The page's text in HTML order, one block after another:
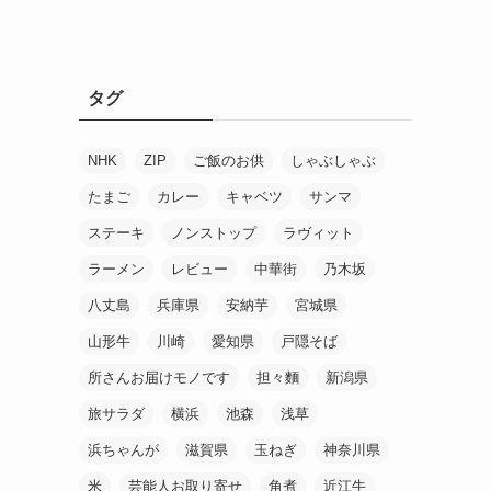
タグ
NHK ZIP ご飯のお供 しゃぶしゃぶ
たまご カレー キャベツ サンマ
ステーキ ノンストップ ラヴィット
ラーメン レビュー 中華街 乃木坂
八丈島 兵庫県 安納芋 宮城県
山形牛 川崎 愛知県 戸隠そば
所さんお届けモノです 担々麵 新潟県
旅サラダ 横浜 池森 浅草
浜ちゃんが 滋賀県 玉ねぎ 神奈川県
米 芸能人お取り寄せ 角煮 近江牛